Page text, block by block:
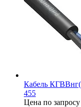
Кабель
455
Цена по запросу